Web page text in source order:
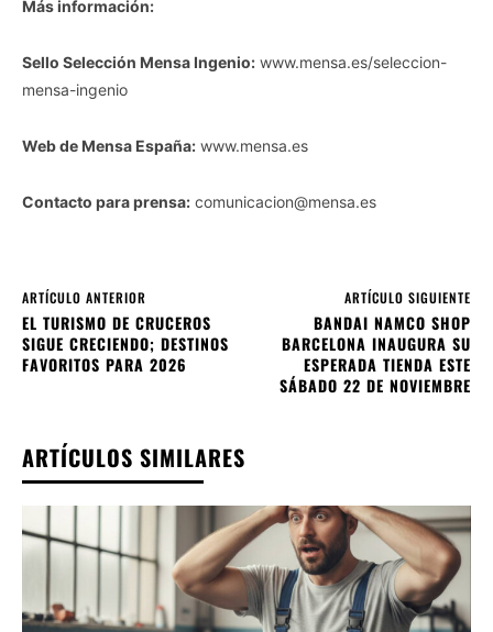
Más información:
Sello Selección Mensa Ingenio: www.mensa.es/seleccion-
mensa-ingenio
Web de Mensa España: www.mensa.es
Contacto para prensa: comunicacion@mensa.es
ARTÍCULO ANTERIOR
EL TURISMO DE CRUCEROS
SIGUE CRECIENDO; DESTINOS
FAVORITOS PARA 2026
ARTÍCULO SIGUIENTE
BANDAI NAMCO SHOP
BARCELONA INAUGURA SU
ESPERADA TIENDA ESTE
SÁBADO 22 DE NOVIEMBRE
ARTÍCULOS SIMILARES